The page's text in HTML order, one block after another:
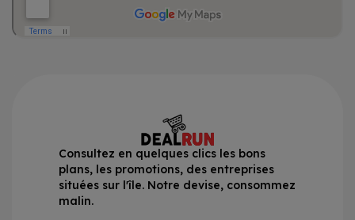
Consultez en quelques clics les bons
plans, les promotions, des entreprises
situées sur l'île. Notre devise, consommez
malin.